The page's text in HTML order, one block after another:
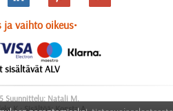
ja vaihto oikeus•
sisältävät ALV
Suunnittelu: Natali M.
K.; Sisältöä: Konsta A.